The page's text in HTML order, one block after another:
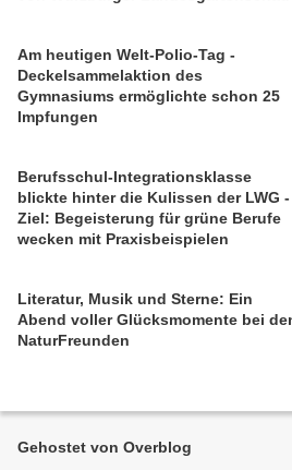
Am heutigen Welt-Polio-Tag -
Deckelsammelaktion des
Gymnasiums ermöglichte schon 25
Impfungen
Berufsschul-Integrationsklasse
blickte hinter die Kulissen der LWG -
Ziel: Begeisterung für grüne Berufe
wecken mit Praxisbeispielen
Literatur, Musik und Sterne: Ein
Abend voller Glücksmomente bei
NaturFreunden
Gehostet von Overblog